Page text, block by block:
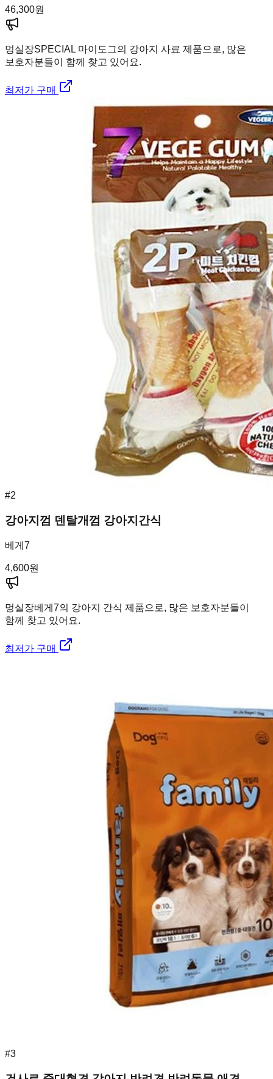
46,300원
멍실장SPECIAL 마이도그의 강아지 사료 제품으로, 많은
보호자분들이 함께 찾고 있어요.
최저가 구매
#2
강아지껌 덴탈개껌 강아지간식
베게7
4,600원
멍실장베게7의 강아지 간식 제품으로, 많은 보호자분들이
함께 찾고 있어요.
최저가 구매
#3